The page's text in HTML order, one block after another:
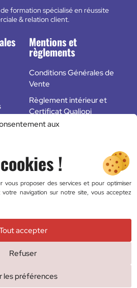
aux
!
vous proposer des services et pour optimiser
navigation sur notre site, vous acceptez
accepter
Refuser
les préférences
formation spécialisé en réussite
& relation client.
Mentions et
règlements
Conditions Générales de
Vente
Règlement intérieur et
Certificat Qualiopi
— Conception :